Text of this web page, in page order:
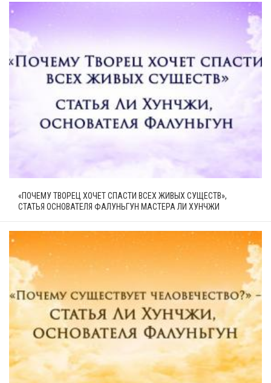
«ПОЧЕМУ ТВОРЕЦ ХОЧЕТ СПАСТИ ВСЕХ ЖИВЫХ СУЩЕСТВ»,
СТАТЬЯ ОСНОВАТЕЛЯ ФАЛУНЬГУН МАСТЕРА ЛИ ХУНЧЖИ